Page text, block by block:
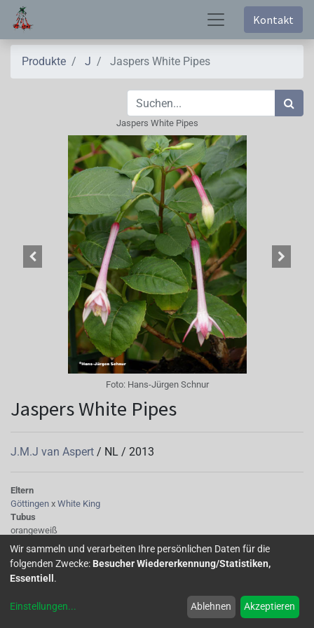
Kontakt
Produkte J Jaspers White Pipes
Jaspers White Pipes
Foto: Hans-Jürgen Schnur
Jaspers White Pipes
J.M.J van Aspert / NL / 2013
Eltern
Göttingen x White King
Tubus
orangeweiß
Sepalen
orangeweiß
Korolle/Petalen
blassrosa
einfach, lang
Wir sammeln und verarbeiten Ihre persönlichen Daten für die
folgenden Zwecke: Besucher Wiedererkennung/Statistiken,
Essentiell .
Einstellungen... Ablehnen Akzeptieren